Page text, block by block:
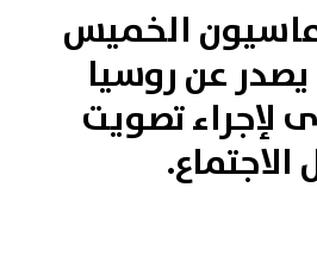
الخميس
عن روسيا
لإجراء تصويت